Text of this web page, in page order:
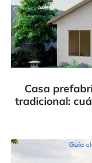
Casa
tradicional: